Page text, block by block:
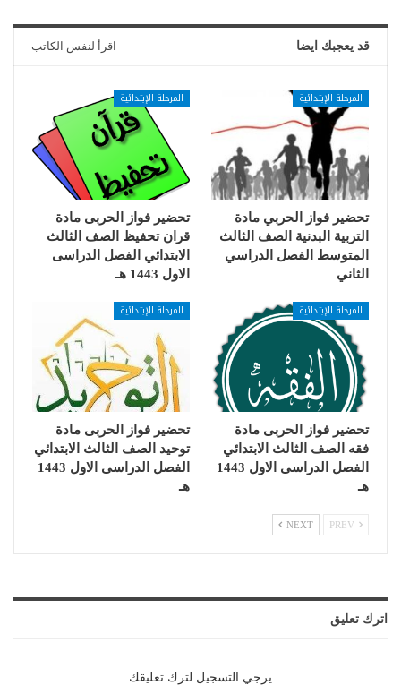
قد يعجبك ايضا اقرأ لنفس الكاتب
المرحلة الإبتدائية
تحضير فواز الحربي مادة
التربية البدنية الصف الثالث
المتوسط الفصل الدراسي
الثاني
المرحلة الإبتدائية
تحضير فواز الحربى مادة
قران تحفيظ الصف الثالث
الابتدائي الفصل الدراسى
الاول 1443 هـ
المرحلة الإبتدائية
تحضير فواز الحربى مادة
فقه الصف الثالث الابتدائي
الفصل الدراسى الاول 1443
هـ
المرحلة الإبتدائية
تحضير فواز الحربى مادة
توحيد الصف الثالث الابتدائي
الفصل الدراسى الاول 1443
هـ
NEXT
اترك تعليق
يرجي التسجيل لترك تعليقك